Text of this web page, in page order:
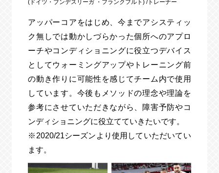
(ドイツ・ブンデスリーガ ・フランクフルト) /トレーナー
アッパーコアをはじめ、今までアシスティッ
ク無しでは動かしづらかった個所へのアプロ
ーチやコンディショニングに役立つデバイス
としてウォーミングアップやトレーニング前
の動き作りに可能性を感じてチーム内で使用
しています。今後もメソッドの理念や理論を
参考にさせていただきながら、障害予防やコ
ンディショニングに役立てていきたいです。
※2020/21シーズンより使用していただいてい
ます。